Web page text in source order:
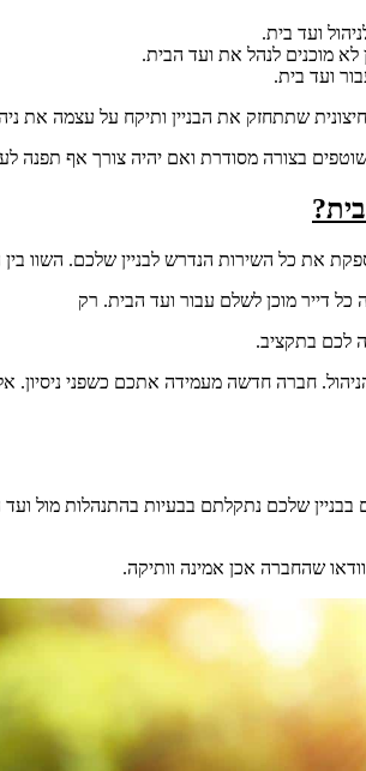
ועד בית.
לא מוכנים לנהל את ועד הבית.
ועד בית.
שתתחזק את הבניין ותיקח על עצמה את
בצורה מסודרת ואם יהיה צורך אף תפנה
את כל השירות הנדרש לבניין שלכם. השוו
דייר מוכן לשלם עבור ועד הבית. רק
לכם בתקציב.
הניהול. חברה חדשה מעמידה אתכם כשפני
בבניין שלכם נתקלתם בבעיות בהתנהלות מול
שהחברה אכן אמינה וותיקה.